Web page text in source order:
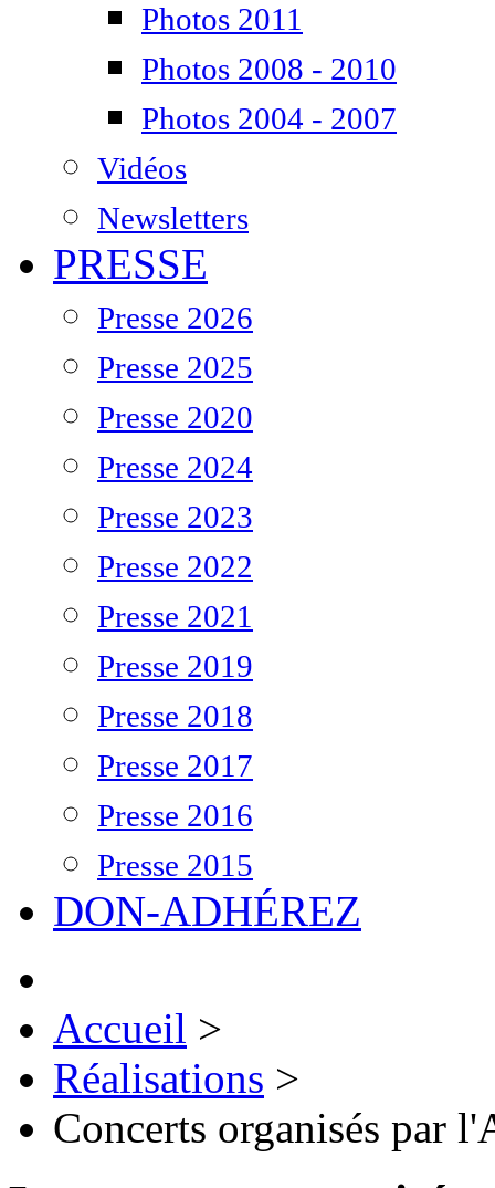
Photos 2011
Photos 2008 - 2010
Photos 2004 - 2007
Vidéos
Newsletters
PRESSE
Presse 2026
Presse 2025
Presse 2020
Presse 2024
Presse 2023
Presse 2022
Presse 2021
Presse 2019
Presse 2018
Presse 2017
Presse 2016
Presse 2015
DON-ADHÉREZ
Accueil >
Réalisations >
Concerts organisés par